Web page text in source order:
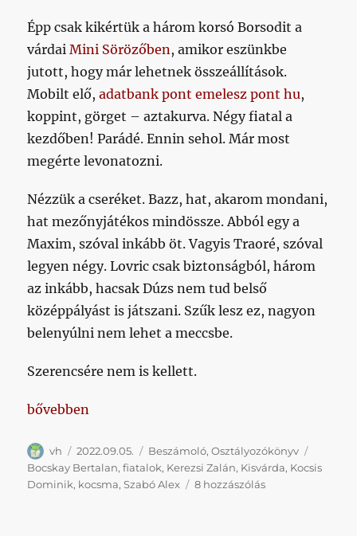
Épp csak kikértük a három korsó Borsodit a
várdaiMini Sörözőben , amikor eszünkbe
jutott, hogy már lehetnek összeállítások.
Mobilt elő,adatbank pont emelesz pont hu,
koppint, görget – aztakurva. Négy fiatal a
kezdőben! Parádé. Ennin sehol. Már most
megérte levonatozni.
Nézzük a cseréket. Bazz, hat, akarom mondani,
hat mezőnyjátékos mindössze. Abból egy a
Maxim, szóval inkább öt. Vagyis Traoré, szóval
legyen négy. Lovric csak biztonságból, három
az inkább, hacsak Dúzs nem tud belső
középpályást is játszani. Szűk lesz ez, nagyon
belenyúlni nem lehet a meccsbe.
Szerencsére nem is kellett.
„A két csapat kioltotta egymás játékát, azonban
bővebben
Szerző
vh Közzétéve
2022.09.05. Kategória
Beszámoló,Osztályozókönyv
Bocskay Bertalan,fiatalok, Kerezsi Zalán, Kisvárda, Kocsis
Dominik, kocsma,Szabó Alex 8 hozzászólásA